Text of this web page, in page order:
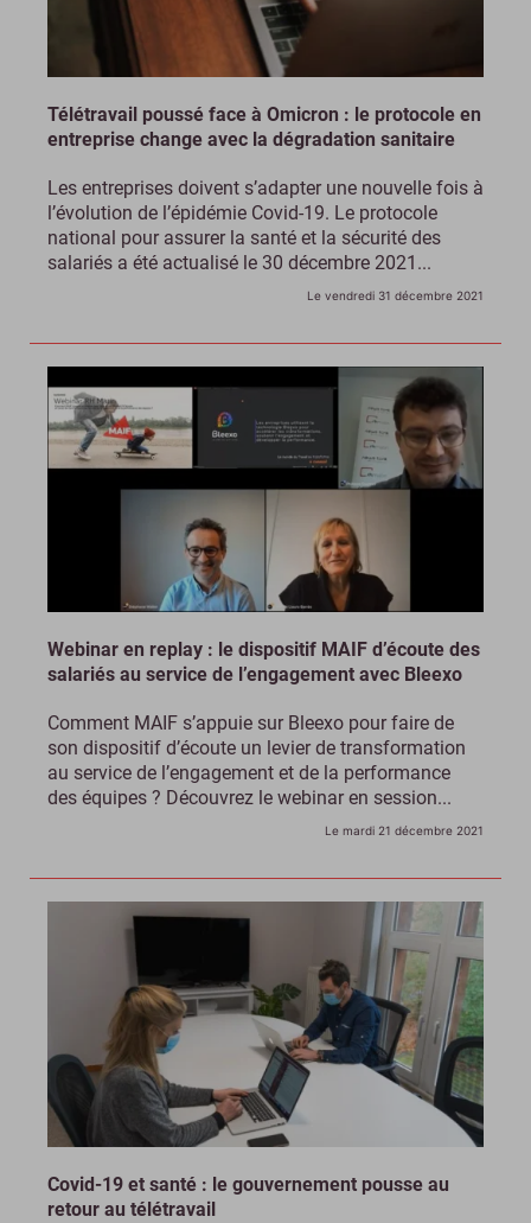
Télétravail poussé face à Omicron : le protocole en
entreprise change avec la dégradation sanitaire
Les entreprises doivent s’adapter une nouvelle fois à
l’évolution de l’épidémie Covid-19. Le protocole
national pour assurer la santé et la sécurité des
salariés a été actualisé le 30 décembre 2021...
Le vendredi 31 décembre 2021
Webinar en replay : le dispositif MAIF d’écoute des
salariés au service de l’engagement avec Bleexo
Comment MAIF s’appuie sur Bleexo pour faire de
son dispositif d’écoute un levier de transformation
au service de l’engagement et de la performance
des équipes ? Découvrez le webinar en session...
Le mardi 21 décembre 2021
Covid-19 et santé : le gouvernement pousse au
retour au télétravail